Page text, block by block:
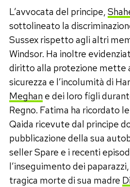
L’avvocata del principe,
sottolineato la
Sussex rispetto agli altri
Windsor. Ha inoltre
diritto alla protezione mette
sicurezza e l’incolumità di
Meghane dei loro figli
Regno. Fatima ha ricordato
Qaida ricevute dal principe
pubblicazione della sua
seller Spare e i recenti
l’inseguimento dei
tragica morte di sua madre